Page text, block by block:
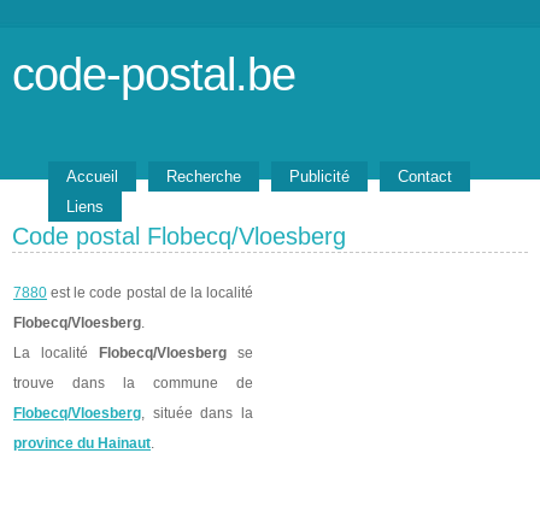
code-postal.be
Accueil Recherche Publicité
Contact
Liens
Code postal Flobecq/Vloesberg
7880 est le code postal de la localité
Flobecq/Vloesberg.
La localité
Flobecq/Vloesberg se
trouve dans la commune de
Flobecq/Vloesberg, située dans la
province du Hainaut.